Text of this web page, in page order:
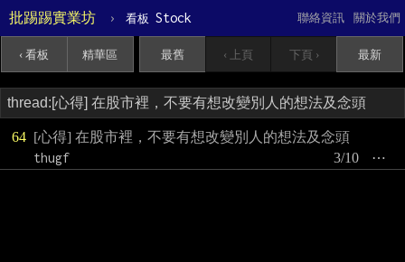
批踢踢實業坊 › 看板 Stock 關於我們
聯絡資訊
‹ 看板 精華區 最舊 ‹ 上頁 下頁 › 最新
64 [心得] 在股市裡，不要有想改變別人的想法及念頭
thugf
⋯
3/10